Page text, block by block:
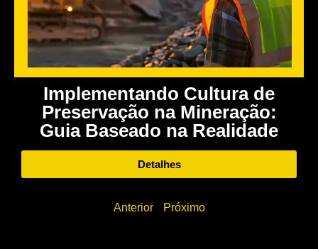
Implementando Cultura de
Preservação na Mineração:
Guia Baseado na Realidade
Detalhes
Anterior Próximo